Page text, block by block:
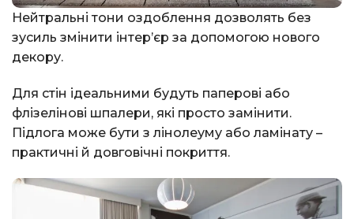
Нейтральні тони оздоблення дозволять без
зусиль змінити інтер’єр за допомогою нового
декору.
Для стін ідеальними будуть паперові або
флізелінові шпалери, які просто замінити.
Підлога може бути з лінолеуму або ламінату –
практичні й довговічні покриття.